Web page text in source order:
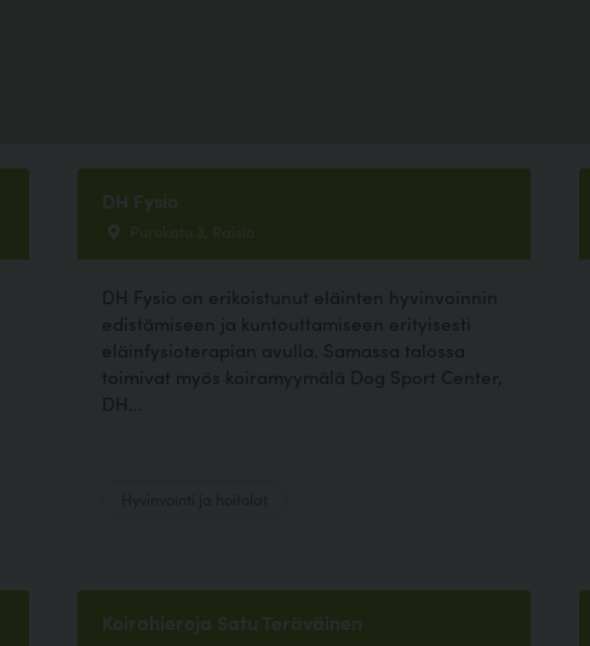
DH Fysio
Purokatu 3, Raisio
DH Fysio on erikoistunut eläinten hyvinvoinnin
edistämiseen ja kuntouttamiseen erityisesti
eläinfysioterapian avulla. Samassa talossa
toimivat myös koiramyymälä Dog Sport Center,
DH...
Koirahieroja Satu Teräväinen